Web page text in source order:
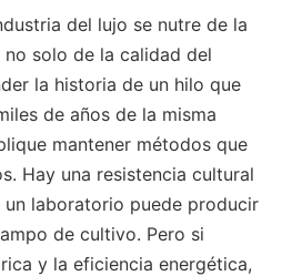
del lujo se nutre de la
solo de la calidad del
la historia de un hilo que
de años de la misma
mantener métodos que
Hay una resistencia cultural
laboratorio puede producir
de cultivo. Pero si
y la eficiencia energética,